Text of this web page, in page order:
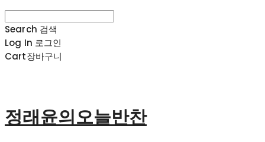
Search 검색
Log In 로그인
Cart장바구니
정래윤의오늘반찬